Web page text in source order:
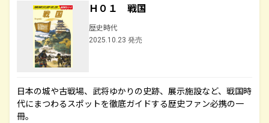
Ｈ０１ 戦国
歴史時代
2025.10.23 発売
日本の城や古戦場、武将ゆかりの史跡、展示施設など、戦国時
代にまつわるスポットを徹底ガイドする歴史ファン必携の一
冊。